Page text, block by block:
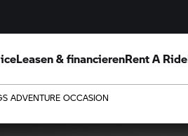
Leasen & financierenRent A Ride
ADVENTURE OCCASION